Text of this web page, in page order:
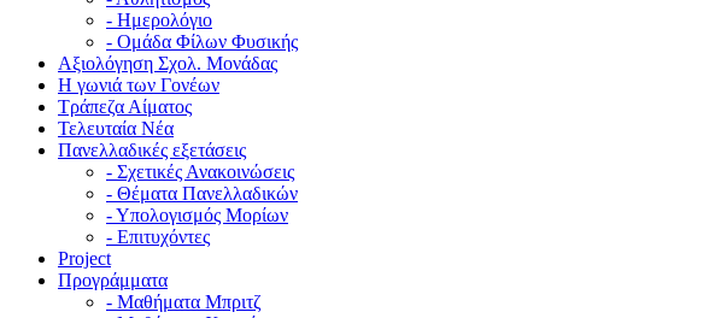
- Ημερολόγιο
- Ομάδα Φίλων Φυσικής
Αξιολόγηση Σχολ. Μονάδας
Η γωνιά των Γονέων
Τράπεζα Αίματος
Τελευταία Νέα
Πανελλαδικές εξετάσεις
- Σχετικές Ανακοινώσεις
- Θέματα Πανελλαδικών
- Υπολογισμός Μορίων
- Επιτυχόντες
Project
Προγράμματα
- Μαθήματα Μπριτζ